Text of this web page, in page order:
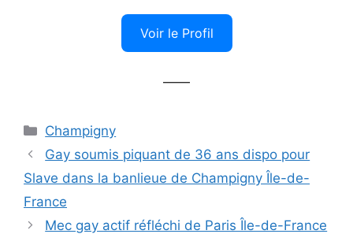
Voir le Profil
——
Catégories
Champigny
Gay soumis piquant de 36 ans dispo pour
Slave dans la banlieue de Champigny Île-de-
France
Mec gay actif réfléchi de Paris Île-de-France